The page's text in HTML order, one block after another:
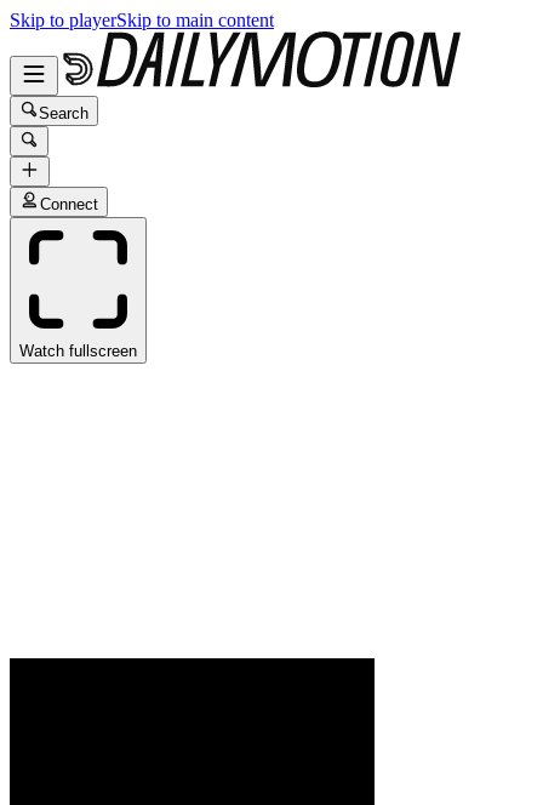
Skip to playerSkip to main content
Search
Connect
Watch fullscreen